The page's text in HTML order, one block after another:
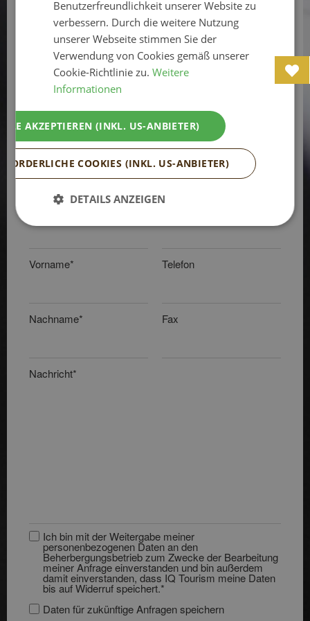
Ausgewähltes Angebot:Sweet Love
Anreise* Abreise*
Vorname*
Nachname*
Telefon
Fax
Nachricht*
Ich bin mit der Weitergabe meiner
personenbezogenen Daten an den
Beherbergungsbetrieb zum Zwecke der Bearbeitung
meiner Anfrage einverstanden und bin außerdem
damit einverstanden, dass IQ Tourism meine Daten
bis auf Widerruf speichert.*
Daten für zukünftige Anfragen speichern
Benutzerfreundlichkeit unserer Website zu
verbessern. Durch die weitere Nutzung
unserer Webseite stimmen Sie der
Verwendung von Cookies gemäß unserer
Cookie-Richtlinie zu.Weitere
Informationen
AKZEPTIEREN (INKL. US-ANBIETER)
COOKIES (INKL. US-ANBIETER)
DETAILS ANZEIGEN